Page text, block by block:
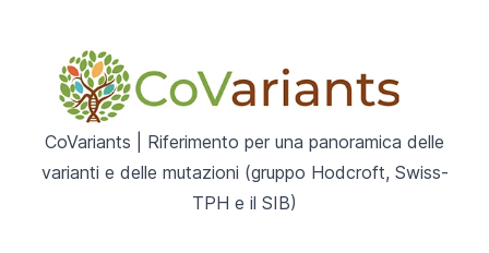
CoVariants | Riferimento per una panoramica delle
varianti e delle mutazioni (gruppo Hodcroft, Swiss-
TPH e il SIB)